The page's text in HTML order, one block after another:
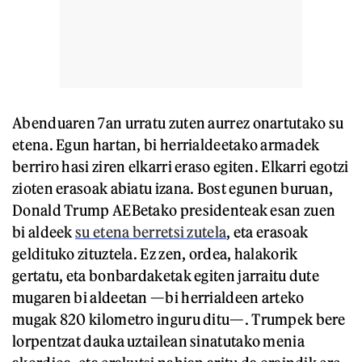
Abenduaren 7an urratu zuten aurrez onartutako su
etena. Egun hartan, bi herrialdeetako armadek
berriro hasi ziren elkarri eraso egiten. Elkarri egotzi
zioten erasoak abiatu izana. Bost egunen buruan,
Donald Trump AEBetako presidenteak esan zuen
bi aldeeksu etena berretsi zutela, eta erasoak
geldituko zituztela. Ez zen, ordea, halakorik
gertatu, eta bonbardaketak egiten jarraitu dute
mugaren bi aldeetan —bi herrialdeen arteko
mugak 820 kilometro inguru ditu—. Trumpek bere
lorpentzat dauka uztailean sinatutako menia